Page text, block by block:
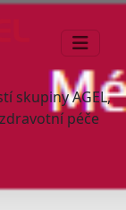
skupiny AGEL,
péče